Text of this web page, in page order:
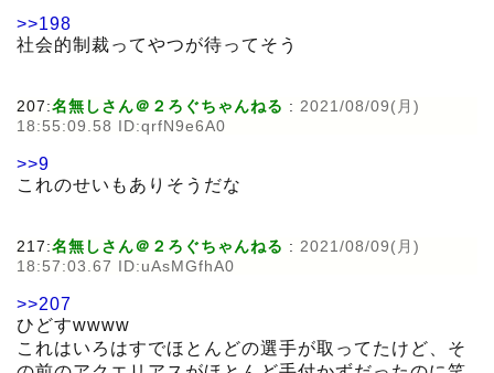
>>198
社会的制裁ってやつが待ってそう
207:名無しさん＠２ろぐちゃんねる : 2021/08/09(月)
18:55:09.58 ID:qrfN9e6A0
>>9
これのせいもありそうだな
217:名無しさん＠２ろぐちゃんねる : 2021/08/09(月)
18:57:03.67 ID:uAsMGfhA0
>>207
ひどすwwww
これはいろはすでほとんどの選手が取ってたけど、そ